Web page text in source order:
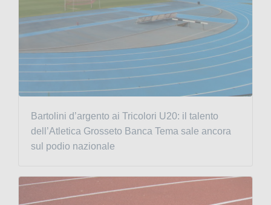
Bartolini d’argento ai Tricolori U20: il talento
dell’Atletica Grosseto Banca Tema sale ancora
sul podio nazionale